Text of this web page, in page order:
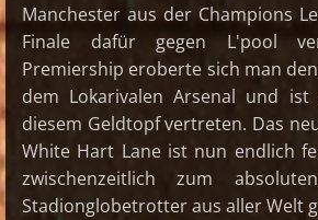
Manchester aus der Champions
Finale dafür gegen L'pool
Premiership eroberte sich man
dem Lokarivalen Arsenal und
diesem Geldtopf vertreten. Das
White Hart Lane ist nun endlich
zwischenzeitlich zum
Stadionglobetrotter aus aller Welt